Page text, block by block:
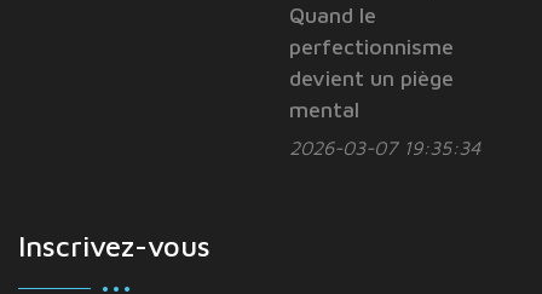
Quand le
perfectionnisme
devient un piège
mental
2026-03-07 19:35:34
Inscrivez-vous